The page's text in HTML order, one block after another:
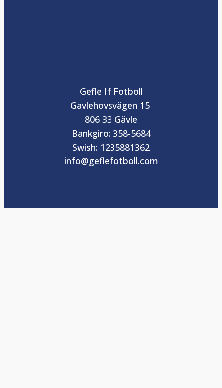
Gefle If Fotboll
Gavlehovsvägen 15
806 33 Gävle
Bankgiro: 358-5684
Swish: 1235881362
info@geflefotboll.com